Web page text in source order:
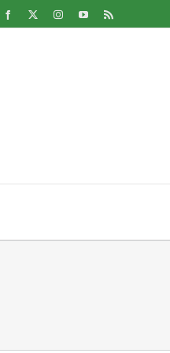
Facebook InstagramYouTubeRss